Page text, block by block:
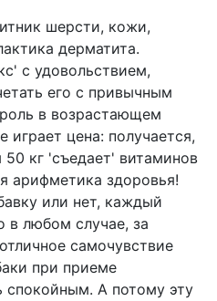
шерсти, кожи,
дерматита.
с удовольствием,
его с привычным
в возрастающем
играет цена: получается,
50 кг 'съедает' витаминов
арифметика здоровья!
или нет, каждый
в любом случае, за
самочувствие
при приеме
А потому эту